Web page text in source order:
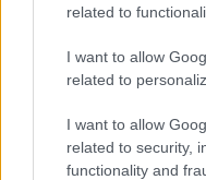
related to
I want to allow
related to
I want to allow
related to security,
functionality and
GAMING NEWS